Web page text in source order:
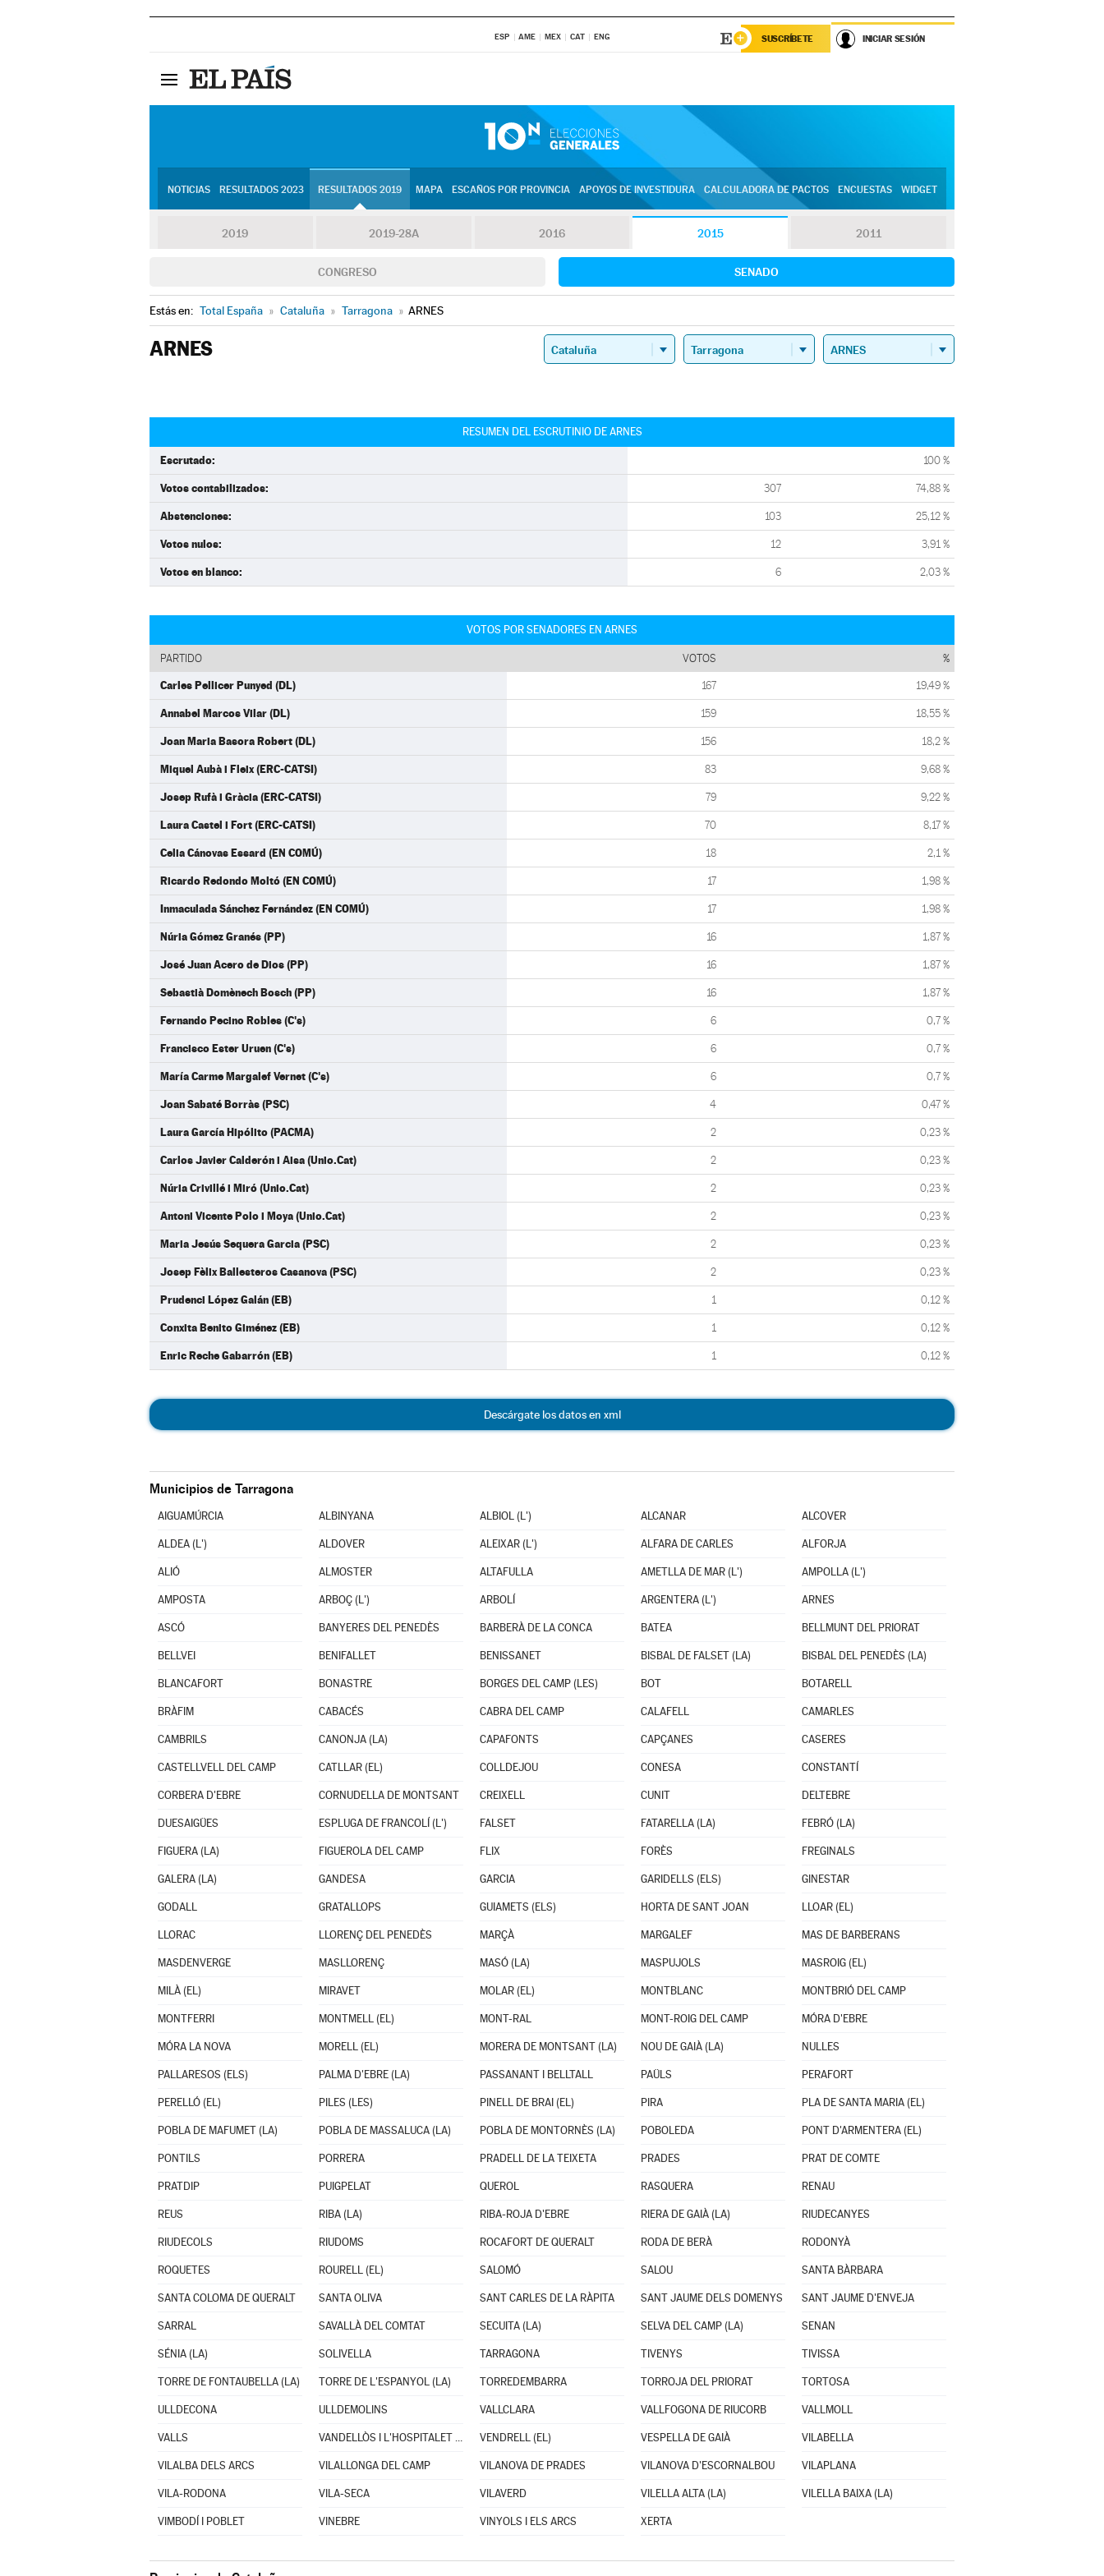
ESP AME MEX CAT ENG SUSCRÍBETE INICIAR SESIÓN
NOTICIAS RESULTADOS 2023 RESULTADOS 2019 MAPA ESCAÑOS POR PROVINCIA APOYOS DE INVESTIDURA CALCULADORA DE PACTOS ENCUESTAS WIDGET
2019 2019-28A 2016 2015 2011
CONGRESO SENADO
Estás en: Total España » Cataluña » Tarragona » ARNES
ARNES
RESUMEN DEL ESCRUTINIO DE ARNES
Escrutado: 100 %
Votos contabilizados: 307 74,88 %
Abstenciones: 103 25,12 %
Votos nulos: 12 3,91 %
Votos en blanco: 6 2,03 %
VOTOS POR SENADORES EN ARNES
PARTIDO VOTOS %
Carles Pellicer Punyed (DL) 167 19,49 %
Annabel Marcos Vilar (DL) 159 18,55 %
Joan Maria Basora Robert (DL) 156 18,2 %
Miquel Aubà i Fleix (ERC-CATSI) 83 9,68 %
Josep Rufà i Gràcia (ERC-CATSI) 79 9,22 %
Laura Castel i Fort (ERC-CATSI) 70 8,17 %
Celia Cánovas Essard (EN COMÚ) 18 2,1 %
Ricardo Redondo Moltó (EN COMÚ) 17 1,98 %
Inmaculada Sánchez Fernández (EN COMÚ) 17 1,98 %
Núria Gómez Granés (PP) 16 1,87 %
José Juan Acero de Dios (PP) 16 1,87 %
Sebastià Domènech Bosch (PP) 16 1,87 %
Fernando Pecino Robles (C's) 6 0,7 %
Francisco Ester Uruen (C's) 6 0,7 %
María Carme Margalef Vernet (C's) 6 0,7 %
Joan Sabaté Borràs (PSC) 4 0,47 %
Laura García Hipólito (PACMA) 2 0,23 %
Carlos Javier Calderón i Aisa (Unio.Cat) 2 0,23 %
Núria Crivillé i Miró (Unio.Cat) 2 0,23 %
Antoni Vicente Polo i Moya (Unio.Cat) 2 0,23 %
Maria Jesús Sequera Garcia (PSC) 2 0,23 %
Josep Fèlix Ballesteros Casanova (PSC) 2 0,23 %
Prudenci López Galán (EB) 1 0,12 %
Conxita Benito Giménez (EB) 1 0,12 %
Enric Reche Gabarrón (EB) 1 0,12 %
Descárgate los datos en xml
Municipios de Tarragona
AIGUAMÚRCIA ALBINYANA ALBIOL (L') ALCANAR ALCOVER
ALDEA (L') ALDOVER ALEIXAR (L') ALFARA DE CARLES ALFORJA
ALIÓ ALMOSTER ALTAFULLA AMETLLA DE MAR (L') AMPOLLA (L')
AMPOSTA ARBOÇ (L') ARBOLÍ ARGENTERA (L') ARNES
ASCÓ BANYERES DEL PENEDÈS BARBERÀ DE LA CONCA BATEA BELLMUNT DEL PRIORAT
BELLVEI BENIFALLET BENISSANET BISBAL DE FALSET (LA) BISBAL DEL PENEDÈS (LA)
BLANCAFORT BONASTRE BORGES DEL CAMP (LES) BOT BOTARELL
BRÀFIM CABACÉS CABRA DEL CAMP CALAFELL CAMARLES
CAMBRILS CANONJA (LA) CAPAFONTS CAPÇANES CASERES
CASTELLVELL DEL CAMP CATLLAR (EL) COLLDEJOU CONESA CONSTANTÍ
CORBERA D'EBRE CORNUDELLA DE MONTSANT CREIXELL CUNIT DELTEBRE
DUESAIGÜES ESPLUGA DE FRANCOLÍ (L') FALSET FATARELLA (LA) FEBRÓ (LA)
FIGUERA (LA) FIGUEROLA DEL CAMP FLIX FORÈS FREGINALS
GALERA (LA) GANDESA GARCIA GARIDELLS (ELS) GINESTAR
GODALL GRATALLOPS GUIAMETS (ELS) HORTA DE SANT JOAN LLOAR (EL)
LLORAC LLORENÇ DEL PENEDÈS MARÇÀ MARGALEF MAS DE BARBERANS
MASDENVERGE MASLLORENÇ MASÓ (LA) MASPUJOLS MASROIG (EL)
MILÀ (EL) MIRAVET MOLAR (EL) MONTBLANC MONTBRIÓ DEL CAMP
MONTFERRI MONTMELL (EL) MONT-RAL MONT-ROIG DEL CAMP MÓRA D'EBRE
MÓRA LA NOVA MORELL (EL) MORERA DE MONTSANT (LA) NOU DE GAIÀ (LA) NULLES
PALLARESOS (ELS) PALMA D'EBRE (LA) PASSANANT I BELLTALL PAÜLS PERAFORT
PERELLÓ (EL) PILES (LES) PINELL DE BRAI (EL) PIRA PLA DE SANTA MARIA (EL)
POBLA DE MAFUMET (LA) POBLA DE MASSALUCA (LA) POBLA DE MONTORNÈS (LA) POBOLEDA PONT D'ARMENTERA (EL)
PONTILS PORRERA PRADELL DE LA TEIXETA PRADES PRAT DE COMTE
PRATDIP PUIGPELAT QUEROL RASQUERA RENAU
REUS RIBA (LA) RIBA-ROJA D'EBRE RIERA DE GAIÀ (LA) RIUDECANYES
RIUDECOLS RIUDOMS ROCAFORT DE QUERALT RODA DE BERÀ RODONYÀ
ROQUETES ROURELL (EL) SALOMÓ SALOU SANTA BÀRBARA
SANTA COLOMA DE QUERALT SANTA OLIVA SANT CARLES DE LA RÀPITA SANT JAUME DELS DOMENYS SANT JAUME D'ENVEJA
SARRAL SAVALLÀ DEL COMTAT SECUITA (LA) SELVA DEL CAMP (LA) SENAN
SÉNIA (LA) SOLIVELLA TARRAGONA TIVENYS TIVISSA
TORRE DE FONTAUBELLA (LA) TORRE DE L'ESPANYOL (LA) TORREDEMBARRA TORROJA DEL PRIORAT TORTOSA
ULLDECONA ULLDEMOLINS VALLCLARA VALLFOGONA DE RIUCORB VALLMOLL
VALLS VANDELLÒS I L'HOSPITALET DE L'INFANT VENDRELL (EL) VESPELLA DE GAIÀ VILABELLA
VILALBA DELS ARCS VILALLONGA DEL CAMP VILANOVA DE PRADES VILANOVA D'ESCORNALBOU VILAPLANA
VILA-RODONA VILA-SECA VILAVERD VILELLA ALTA (LA) VILELLA BAIXA (LA)
VIMBODÍ I POBLET VINEBRE VINYOLS I ELS ARCS XERTA